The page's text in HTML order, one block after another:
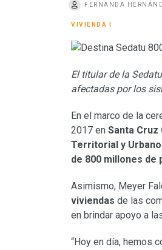
FERNANDA
VIVIENDA
El titular de la
afectadas por los
En el marco de la
2017 en Santa Cruz
Territorial y
de 800 millones de
Asimismo, Meyer
viviendas de las
en brindar apoyo a
“Hoy en día, hemos